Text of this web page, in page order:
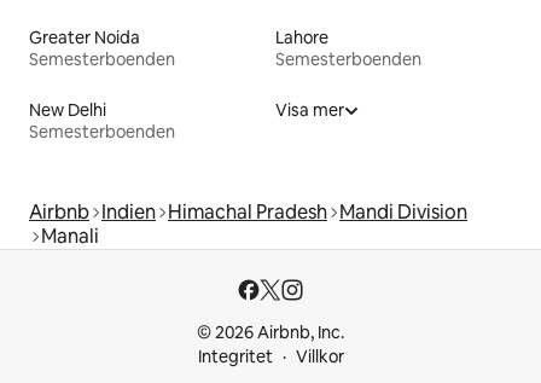
Greater Noida
Semesterboenden
Lahore
Semesterboenden
New Delhi
Semesterboenden
Visa mer
Airbnb Indien Himachal Pradesh Mandi Division
Manali
© 2026 Airbnb, Inc.
Integritet
Villkor